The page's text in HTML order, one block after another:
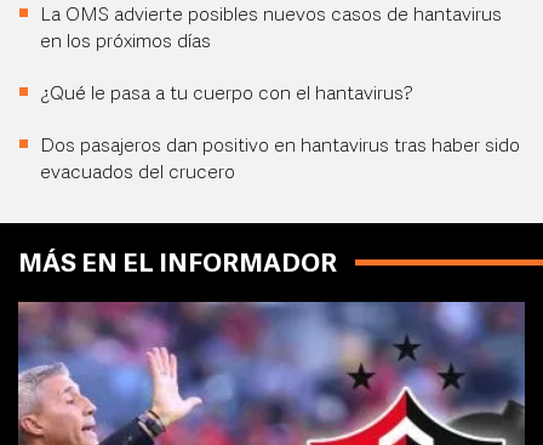
La OMS advierte posibles nuevos casos de hantavirus
en los próximos días
¿Qué le pasa a tu cuerpo con el hantavirus?
Dos pasajeros dan positivo en hantavirus tras haber sido
evacuados del crucero
MÁS EN EL INFORMADOR